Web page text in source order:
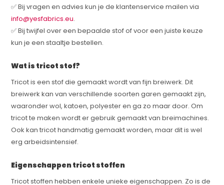
✅ Bij vragen en advies kun je de klantenservice mailen via
info@yesfabrics.eu.
✅ Bij twijfel over een bepaalde stof of voor een juiste keuze
kun je een staaltje bestellen.
Wat is tricot stof?
Tricot is een stof die gemaakt wordt van fijn breiwerk. Dit
breiwerk kan van verschillende soorten garen gemaakt zijn,
waaronder wol, katoen, polyester en ga zo maar door. Om
tricot te maken wordt er gebruik gemaakt van breimachines.
Ook kan tricot handmatig gemaakt worden, maar dit is wel
erg arbeidsintensief.
Eigenschappen tricot stoffen
Tricot stoffen hebben enkele unieke eigenschappen. Zo is de